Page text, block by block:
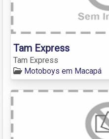
Tam Express
Tam Express
Motoboys em Macapá